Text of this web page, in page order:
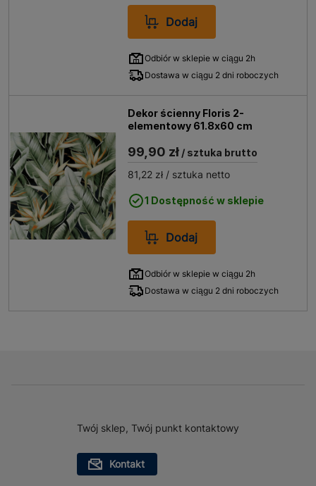
Dodaj
Odbiór w sklepie w ciągu 2h
Dostawa w ciągu 2 dni roboczych
Dekor ścienny Floris 2-
elementowy 61.8x60 cm
99,90 zł / sztuka brutto
81,22 zł / sztuka netto
1 Dostępność w sklepie
Dodaj
Odbiór w sklepie w ciągu 2h
Dostawa w ciągu 2 dni roboczych
Twój sklep, Twój punkt kontaktowy
Kontakt